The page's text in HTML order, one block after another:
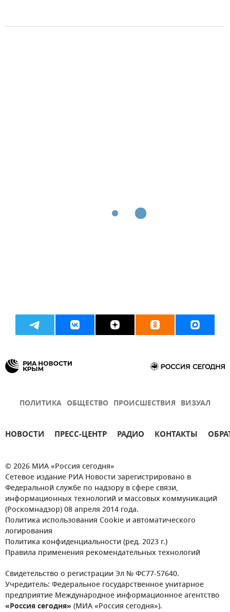
ПОЛИТИКА ОБЩЕСТВО ПРОИСШЕСТВИЯ ВИЗУАЛ
НОВОСТИ ПРЕСС-ЦЕНТР РАДИО КОНТАКТЫ
© 2026 МИА «Россия сегодня»
Сетевое издание РИА Новости зарегистрировано в
Федеральной службе по надзору в сфере связи,
информационных технологий и массовых коммуникаций
(Роскомнадзор) 08 апреля 2014 года.
Политика использования Cookie и автоматического
логирования
Политика конфиденциальности (ред. 2023 г.)
Правила применения рекомендательных технологий
Свидетельство о регистрации Эл № ФС77-57640.
Учредитель: Федеральное государственное унитарное
предприятие Международное информационное агентство
«Россия сегодня» (МИА «Россия сегодня»).